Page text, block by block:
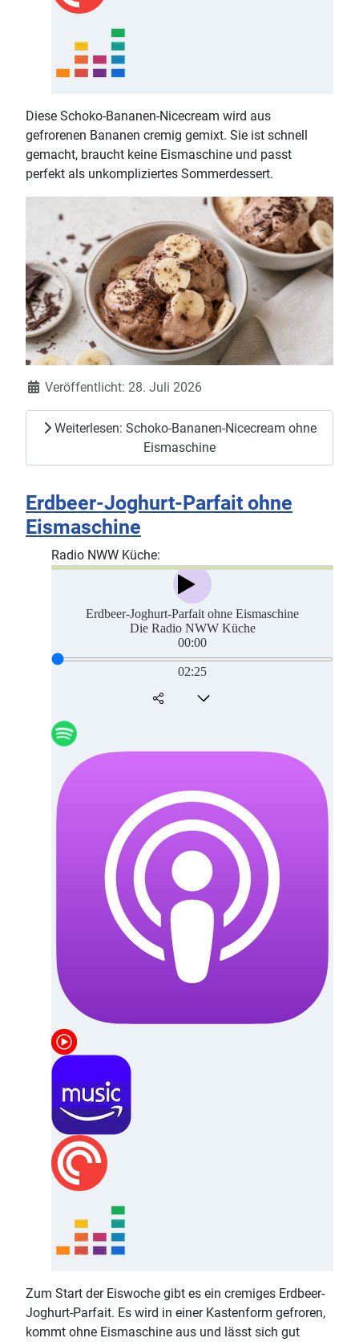
Diese Schoko-Bananen-Nicecream wird aus
gefrorenen Bananen cremig gemixt. Sie ist schnell
gemacht, braucht keine Eismaschine und passt
perfekt als unkompliziertes Sommerdessert.
DetailsVeröffentlicht: 28. Juli 2026
Weiterlesen: Schoko-Bananen-Nicecream ohne
Eismaschine
Erdbeer-Joghurt-Parfait ohne
Eismaschine
Radio NWW Küche:
Zum Start der Eiswoche gibt es ein cremiges Erdbeer-
Joghurt-Parfait. Es wird in einer Kastenform gefroren,
kommt ohne Eismaschine aus und lässt sich gut